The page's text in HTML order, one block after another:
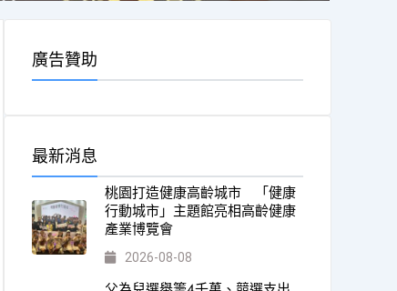
廣告贊助
最新消息
桃園打造健康高齡城市 「健康
行動城市」主題館亮相高齡健康
產業博覽會
2026-08-08